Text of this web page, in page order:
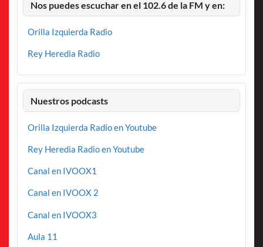
Nos puedes escuchar en el 102.6 de la FM y en:
Orilla Izquierda Radio
Rey Heredia Radio
Nuestros podcasts
Orilla Izquierda Radio en Youtube
Rey Heredia Radio en Youtube
Canal en IVOOX1
Canal en IVOOX 2
Canal en IVOOX3
Aula 11